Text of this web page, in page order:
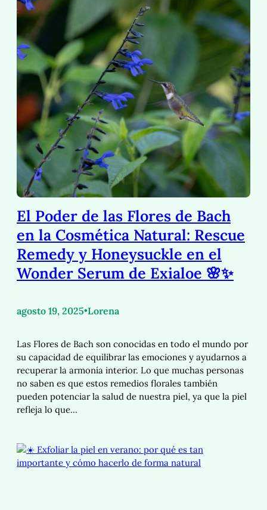
El Poder de las Flores de Bach
en la Cosmética Natural: Rescue
Remedy y Honeysuckle en el
Wonder Serum de Exialoe 🌸✨
agosto 19, 2025•Lorena
Las Flores de Bach son conocidas en todo el mundo por
su capacidad de equilibrar las emociones y ayudarnos a
recuperar la armonía interior. Lo que muchas personas
no saben es que estos remedios florales también
pueden potenciar la salud de nuestra piel, ya que la piel
refleja lo que…